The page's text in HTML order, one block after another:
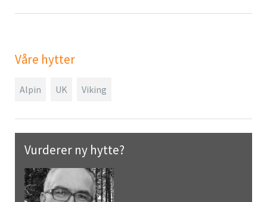
Våre hytter
Alpin UK Viking
Vurderer ny hytte?